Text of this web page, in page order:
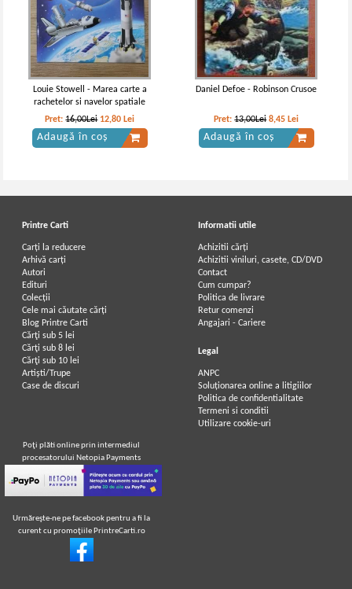
Louie Stowell - Marea carte a
rachetelor si navelor spatiale
Pret:16,00Lei 12,80 Lei
Adaugă în coș
Daniel Defoe - Robinson Crusoe
Pret:13,00Lei 8,45 Lei
Adaugă în coș
Printre Carti
Carți la reducere
Arhivă carți
Autori
Edituri
Colecții
Cele mai căutate cărți
Blog Printre Carti
Cărţi sub 5 lei
Cărţi sub 8 lei
Cărţi sub 10 lei
Artiști/Trupe
Case de discuri
Informatii utile
Achizitii cărți
Achizitii viniluri, casete, CD/DVD
Contact
Cum cumpar?
Politica de livrare
Retur comenzi
Angajari - Cariere
Legal
ANPC
Soluționarea online a litigiilor
Politica de confidentialitate
Termeni si conditii
Utilizare cookie-uri
Poţi plăti online prin intermediul
procesatorului Netopia Payments
Urmăreşte-ne pe facebook pentru a fi la
curent cu promoţiile PrintreCarti.ro